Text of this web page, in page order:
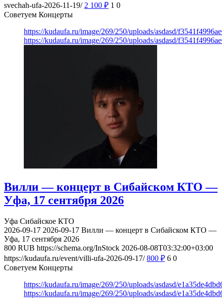
svechah-ufa-2026-11-19/ 2 100 ₽ 1 0
Советуем Концерты
https://kudaufa.ru/image/269/250/uploads/asdasd/
https://kudaufa.ru/image/269/250/uploads/asdasd/
Вилли — концерт в Сибайском КТО —
Уфа, 17 сентября 2026
Уфа Сибайское КТО
2026-09-17 2026-09-17 Вилли — концерт в Сибайском КТО —
Уфа, 17 сентября 2026
800 RUB https://schema.org/InStock 2026-08-08T03:32:00+03:00
https://kudaufa.ru/event/villi-ufa-2026-09-17/ 800 ₽ 6 0
Советуем Концерты
https://kudaufa.ru/image/269/250/uploads/asdasd/
https://kudaufa.ru/image/269/250/uploads/asdasd/